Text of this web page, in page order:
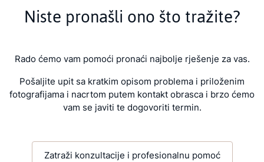
Niste pronašli ono što tražite?
Rado ćemo vam pomoći pronaći najbolje rješenje za vas.
Pošaljite upit sa kratkim opisom problema i priloženim
fotografijama i nacrtom putem kontakt obrasca i brzo ćemo
vam se javiti te dogovoriti termin.
Zatraži konzultacije i profesionalnu pomoć